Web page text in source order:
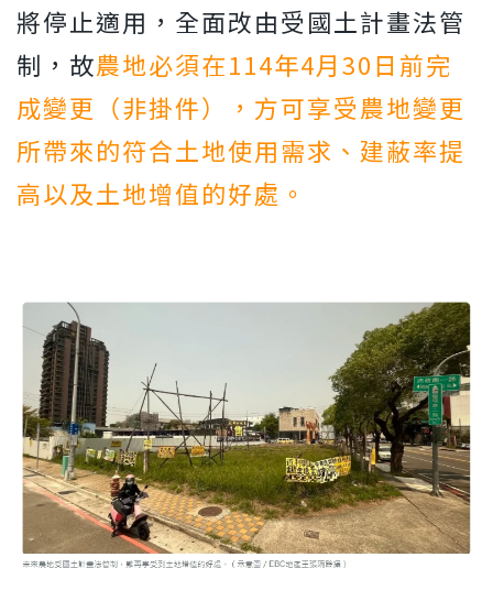
將停止適用，全面改由受國土計畫法管
制，故農地必須在114年4月30日前完
成變更（非掛件），方可享受農地變更
所帶來的符合土地使用需求、建蔽率提
高以及土地增值的好處。